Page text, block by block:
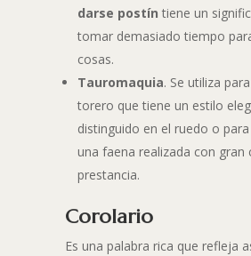
darse postín tiene un
tomar demasiado tiempo
cosas.
Tauromaquia. Se utiliza
torero que tiene un estilo
distinguido en el ruedo o
una faena realizada con gran
prestancia.
Corolario
Es una palabra rica que refleja